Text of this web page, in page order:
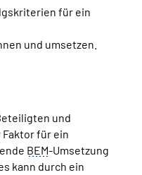
für ein
und umsetzen.
und
für ein
BEM-Umsetzung
kann durch ein